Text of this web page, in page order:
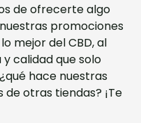
de ofrecerte algo
promociones
mejor del CBD, al
calidad que solo
hace nuestras
otras tiendas? ¡Te